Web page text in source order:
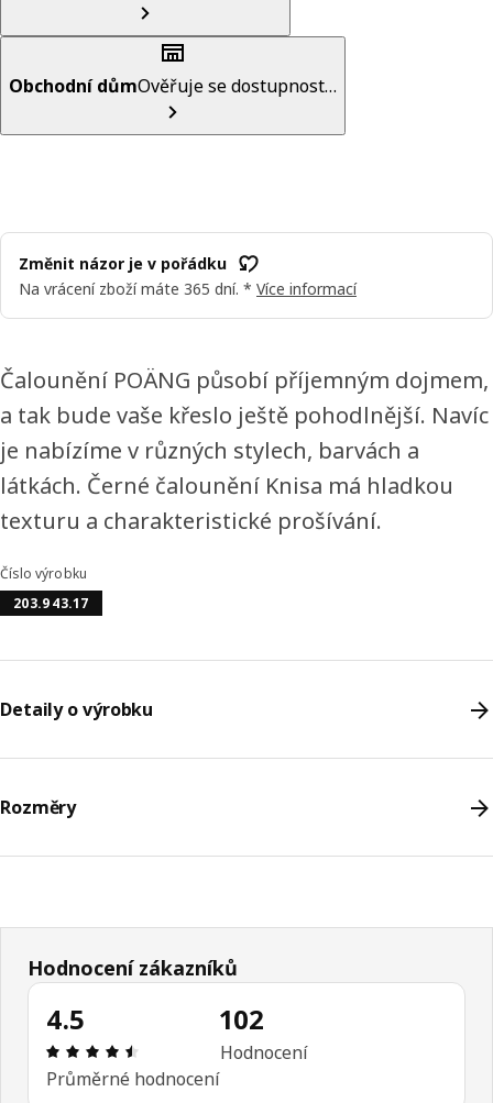
Obchodní důmOvěřuje se dostupnost…
Změnit názor je v pořádku
Na vrácení zboží máte 365 dní. * Více informací
Čalounění POÄNG působí příjemným dojmem,
a tak bude vaše křeslo ještě pohodlnější. Navíc
je nabízíme v různých stylech, barvách a
látkách. Černé čalounění Knisa má hladkou
texturu a charakteristické prošívání.
Číslo výrobku
203.943.17
Detaily o výrobku
Rozměry
Hodnocení zákazníků
4.5
Hodnocení výrobku: 4.5 z 5 hvězdičky/hvězdiček
Průměrné hodnocení
102
Hodnocení